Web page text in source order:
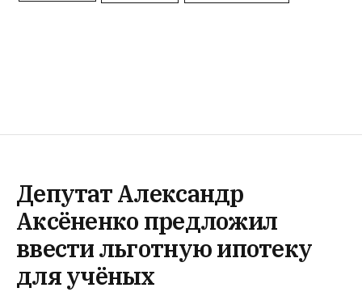
Депутат Александр
Аксёненко предложил
ввести льготную ипотеку
для учёных